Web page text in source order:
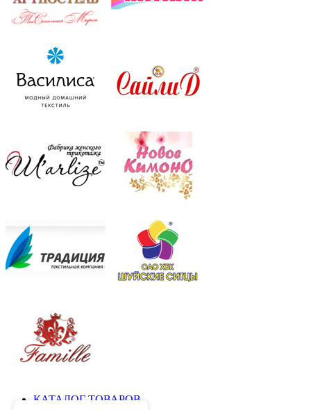
КАТАЛОГ ТОВАРОВ